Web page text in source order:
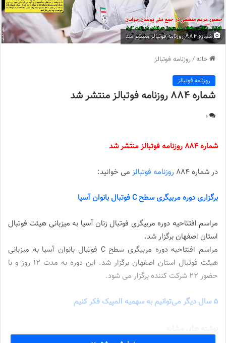
شماره 884 روزنامه فوتبالز منتشر شد
خانه/روزنامه فوتبالز
روزنامه فوتبالز
شماره 884 روزنامه فوتبالز منتشر شد
0
شماره 884 روزنامه فوتبالز منتشر شد
در شماره 884 روزنامه فوتبالز می خوانید:
برگزاری دوره مربیگری سطح C فوتبال بانوان آسیا
مراسم افتتاحیه دوره مربیگری فوتبال زنان آسیا به میزبانی هیئت فوتبال
استان اصفهان برگزار شد.
مراسم افتتاحیه دوره مربیگری سطح C فوتبال بانوان آسیا به میزبانی
هیئت فوتبال استان اصفهان برگزار شد. این دوره به مدت ۱۲ روز و با
حضور ۲۲ شرکت کننده برگزار می شود.
5 سال دیگر می‌توانیم به سهمیه المپیک فکر کنیم